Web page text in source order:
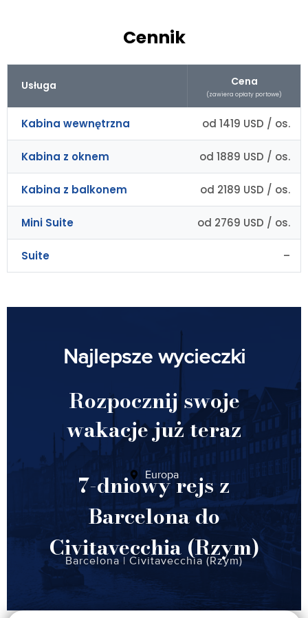
Cennik
Usługa Cena
(zawiera opłaty portowe)
Kabina wewnętrzna od 1419 USD / os.
Kabina z oknem od 1889 USD / os.
Kabina z balkonem od 2189 USD / os.
Mini Suite od 2769 USD / os.
Suite –
Najlepsze wycieczki
Rozpocznij swoje
wakacje już teraz
Europa
7-dniowy rejs z
Barcelona do
Civitavecchia (Rzym)
Barcelona | Civitavecchia (Rzym)